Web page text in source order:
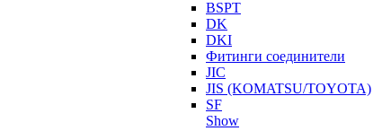
BSPT
DK
DKI
Фитинги соединители
JIC
JIS (KOMATSU/TOYOTA)
SF
Show